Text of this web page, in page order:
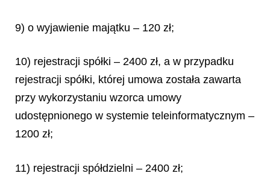
9) o wyjawienie majątku – 120 zł;
10) rejestracji spółki – 2400 zł, a w przypadku
rejestracji spółki, której umowa została zawarta
przy wykorzystaniu wzorca umowy
udostępnionego w systemie teleinformatycznym –
1200 zł;
11) rejestracji spółdzielni – 2400 zł;